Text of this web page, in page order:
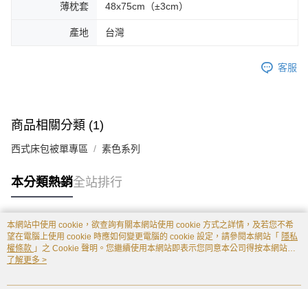
薄枕套 48x75cm（±3cm）
產地 台灣
客服
商品相關分類 (1)
西式床包被單專區 素色系列
本分類熱銷全站排行
熱門標籤
本網站中使用 cookie，欲查詢有關本網站使用 cookie 方式之詳情，及若您不希
望在電腦上使用 cookie 時應如何變更電腦的 cookie 設定，請參閱本網站「 隱私
權條款 」之 Cookie 聲明。您繼續使用本網站即表示您同意本公司得按本網站使
用條款之 Cookie 聲明使用 cookie。
了解更多 >